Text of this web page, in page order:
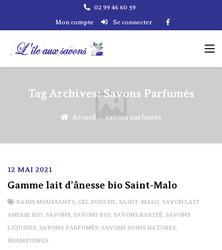
02 99 46 60 59
Mon compte
Se connecter
Tag Archives: Savons Parfumés
Accueil savons parfumés
12 MAI 2021
Gamme lait d’ânesse bio Saint-Malo
BAINS MOUSSANTS, GEL DOUCHE, SAINT-MALO, SAVON LAIT
ANESSE BIO, SAVONS, SAVONS BIO, SAVONS KARITÉ, SAVONS
LIQUIDES, SAVONS PARFUMÉS, SAVONS SOINS NATURES,
SHAMPOINGS